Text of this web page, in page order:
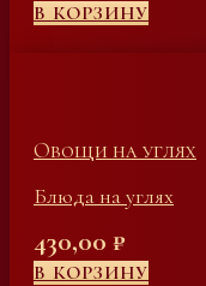
В КОРЗИНУ
Овощи на углях
Блюда на углях
430,00 ₽
В КОРЗИНУ